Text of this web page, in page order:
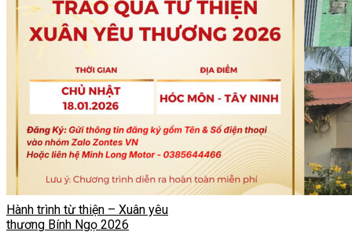
Hành trình từ thiện – Xuân yêu
thương Bính Ngọ 2026